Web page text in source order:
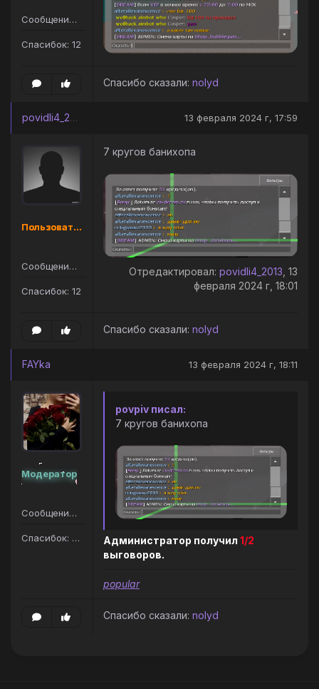
Сообщений: 14
Спасибок: 12
Спасибо сказали: nolyd
povidli4_2013 13 февраля 2024 г, 17:59
Пользователь
Сообщений: 14
Спасибок: 12
7 кругов банихопа
Отредактировал: povidli4_2013 , 13
февраля 2024 г, 18:01
Спасибо сказали: nolyd
FAYka 13 февраля 2024 г, 18:11
Модератор
Сообщений: 207
Спасибок: 187
povpiv писал:
7 кругов банихопа
Администратор получил 1/2
выговоров.
popular
Спасибо сказали: nolyd